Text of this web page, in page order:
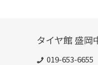
タイヤ館 盛岡
019-653-6655